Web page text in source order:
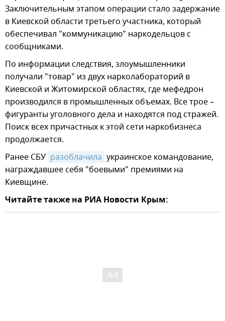
Заключительным этапом операции стало задержание
в Киевской области третьего участника, который
обеспечивал "коммуникацию" наркодельцов с
сообщниками.
По информации следствия, злоумышленники
получали "товар" из двух нарколабораторий в
Киевской и Житомирской областях, где мефедрон
производился в промышленных объемах. Все трое –
фигуранты уголовного дела и находятся под стражей.
Поиск всех причастных к этой сети наркобизнеса
продолжается.
Ранее СБУ разоблачила украинское командование,
награждавшее себя "боевыми" премиями на
Киевщине.
Читайте также на РИА Новости Крым: